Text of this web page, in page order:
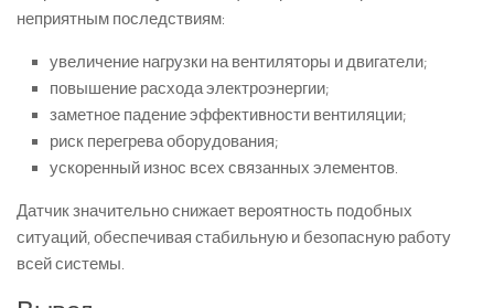
неприятным последствиям:
увеличение нагрузки на вентиляторы и двигатели;
повышение расхода электроэнергии;
заметное падение эффективности вентиляции;
риск перегрева оборудования;
ускоренный износ всех связанных элементов.
Датчик значительно снижает вероятность подобных
ситуаций, обеспечивая стабильную и безопасную работу
всей системы.